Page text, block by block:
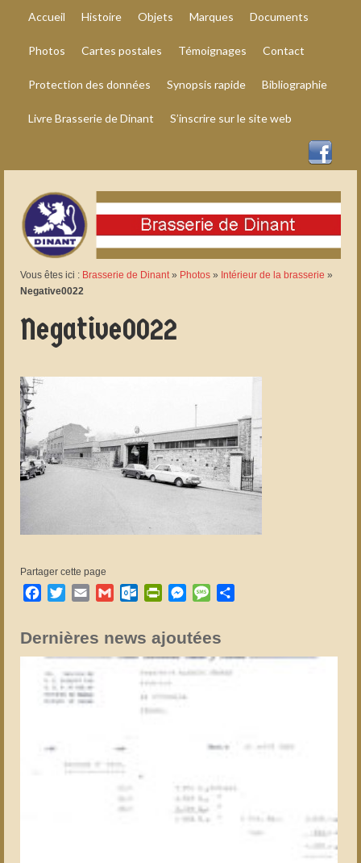
Accueil Histoire Objets Marques Documents
Photos Cartes postales Témoignages Contact
Protection des données Synopsis rapide Bibliographie
Livre Brasserie de Dinant S’inscrire sur le site web
Vous êtes ici : Brasserie de Dinant» Photos » Intérieur de la brasserie »
Negative0022
Negative0022
Partager cette page
Facebook
TwitterEmail GmailOutlook.com
PrintFriendly
Messenger
Message
Dernières news ajoutées